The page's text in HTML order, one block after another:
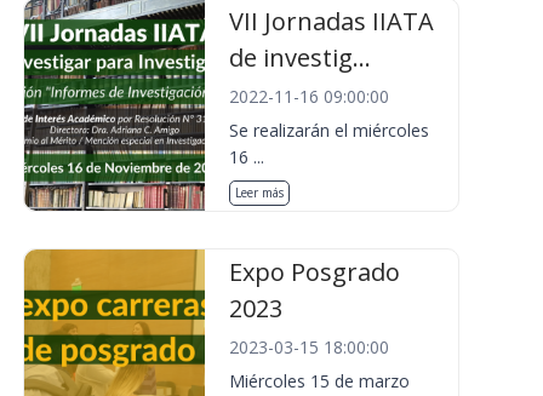
VII Jornadas IIATA
de investig...
2022-11-16 09:00:00
Se realizarán el miércoles
16 ...
Leer más
Expo Posgrado
2023
2023-03-15 18:00:00
Miércoles 15 de marzo